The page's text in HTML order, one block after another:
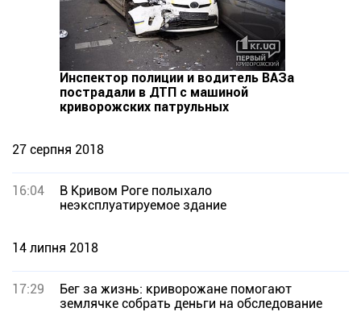
Инспектор полиции и водитель ВАЗа
пострадали в ДТП с машиной
криворожских патрульных
27 серпня 2018
16:04
В Кривом Роге полыхало
неэксплуатируемое здание
14 липня 2018
17:29
Бег за жизнь: криворожане помогают
землячке собрать деньги на обследование